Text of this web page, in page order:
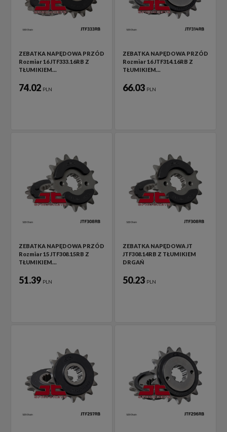
ZEBATKA NAPĘDOWA PRZÓD
Rozmiar 16 JTF333.16RB Z
TŁUMIKIEM…
74.02 PLN
ZEBATKA NAPĘDOWA PRZÓD
Rozmiar 16 JTF314.16RB Z
TŁUMIKIEM…
66.03 PLN
ZEBATKA NAPĘDOWA PRZÓD
Rozmiar 15 JTF308.15RB Z
TŁUMIKIEM…
51.39 PLN
ZEBATKA NAPĘDOWA JT
JTF308.14RB Z TŁUMIKIEM
DRGAŃ
50.23 PLN